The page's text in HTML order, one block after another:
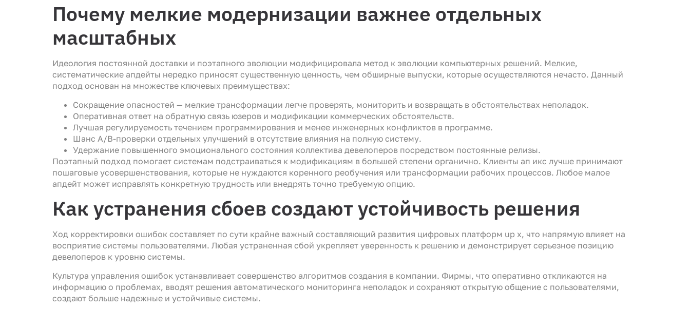
Почему мелкие модернизации важнее отдельных
масштабных
Идеология постоянной доставки и поэтапного эволюции модифицировала метод к эволюции компьютерных решений. Мелкие,
систематические апдейты нередко приносят существенную ценность, чем обширные выпуски, которые осуществляются нечасто. Данный
подход основан на множестве ключевых преимуществах:
Сокращение опасностей — мелкие трансформации легче проверять, мониторить и возвращать в обстоятельствах неполадок.
Оперативная ответ на обратную связь юзеров и модификации коммерческих обстоятельств.
Лучшая регулируемость течением программирования и менее инженерных конфликтов в программе.
Шанс A/B-проверки отдельных улучшений в отсутствие влияния на полную систему.
Удержание повышенного эмоционального состояния коллектива девелоперов посредством постоянные релизы.
Поэтапный подход помогает системам подстраиваться к модификациям в большей степени органично. Клиенты ап икс лучше принимают
пошаговые усовершенствования, которые не нуждаются коренного реобучения или трансформации рабочих процессов. Любое малое
апдейт может исправлять конкретную трудность или внедрять точно требуемую опцию.
Как устранения сбоев создают устойчивость решения
Ход корректировки ошибок составляет по сути крайне важный составляющий развития цифровых платформ up x, что напрямую влияет на
восприятие системы пользователями. Любая устраненная сбой укрепляет уверенность к решению и демонстрирует серьезное позицию
девелоперов к уровню системы.
Культура управления ошибок устанавливает совершенство алгоритмов создания в компании. Фирмы, что оперативно откликаются на
информацию о проблемах, вводят решения автоматического мониторинга неполадок и сохраняют открытую общение с пользователями,
создают больше надежные и устойчивые системы.